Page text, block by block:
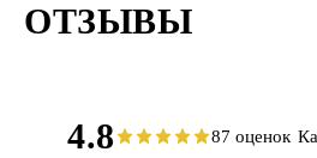
ОТЗЫВЫ
4.8 87 оценок